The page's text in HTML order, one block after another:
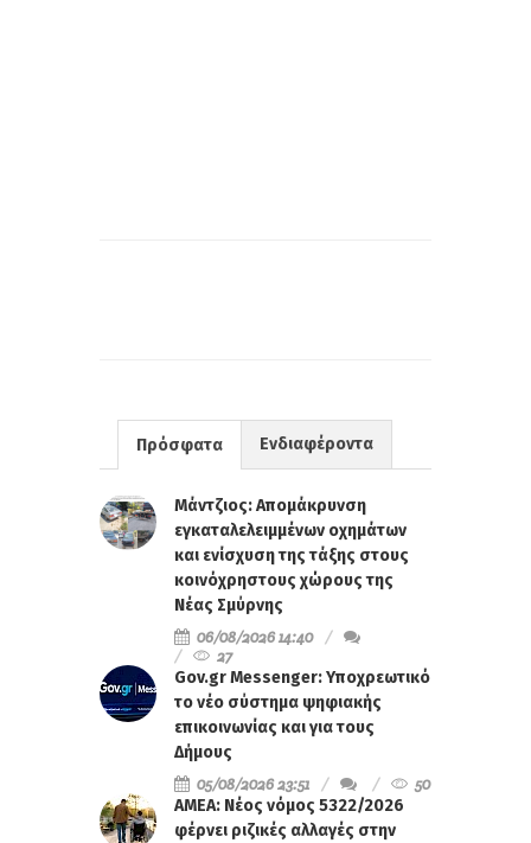
Πρόσφατα Ενδιαφέροντα
Μάντζιος: Απομάκρυνση
εγκαταλελειμμένων οχημάτων
και ενίσχυση της τάξης στους
κοινόχρηστους χώρους της
Νέας Σμύρνης
06/08/2026 14:40
27
Gov.gr Messenger: Υποχρεωτικό
το νέο σύστημα ψηφιακής
επικοινωνίας και για τους
Δήμους
05/08/2026 23:51
50
ΑΜΕΑ: Νέος νόμος 5322/2026
φέρνει ριζικές αλλαγές στην